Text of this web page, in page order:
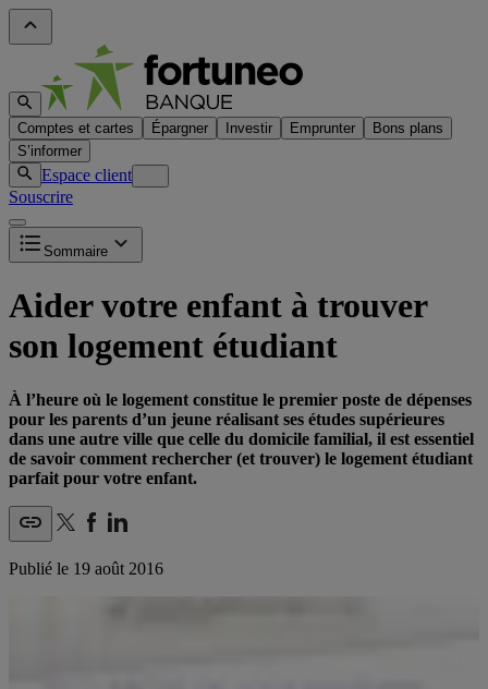
Comptes et cartes Épargner Investir Emprunter
Bons plans
S’informer
Espace client
Souscrire
Sommaire
Aider votre enfant à trouver
son logement étudiant
À l’heure où le logement constitue le premier poste de dépenses
pour les parents d’un jeune réalisant ses études supérieures
dans une autre ville que celle du domicile familial, il est essentiel
de savoir comment rechercher (et trouver) le logement étudiant
parfait pour votre enfant.
Publié le 19 août 2016